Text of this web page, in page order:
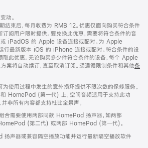
动。
结束后，每月收费为 RMB 12。优惠仅面向购买符合条件
阅用户限时提供。要兑换此优惠，需要将符合条件的音
iPadOS 的 Apple 设备连接或配对。为 Apple
行最新版本 iOS 的 iPhone 连接或配对。符合条件的设
取此优惠。无论购买多少件符合条件的设备，每个 Apple
案将自动续订，直至取消订阅。须遵循限制条件和其他条
使用过程中发生的意外损坏提供不限次数的保修服务。
HomePod (第一代) 上，空间音频适用于支持此功
非所有内容都支持杜比全景声。
需要使用两部同款 HomePod 扬声器，如两部
(第二代) 或两部 HomePod (第一代)。
声器或兼容隔空播放功能并运行最新隔空播放软件